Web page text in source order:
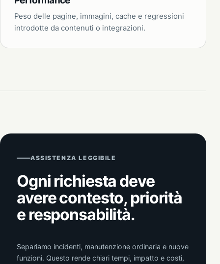
Peso delle pagine, immagini, cache e regressioni
introdotte da contenuti o integrazioni.
ASSISTENZA LEGGIBILE
Ogni richiesta deve
avere contesto, priorità
e responsabilità.
Separiamo incidenti, manutenzione ordinaria e nuove
funzioni. Questo rende chiari tempi, impatto e costi,